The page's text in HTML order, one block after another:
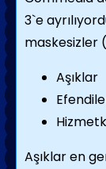
3`e
maskesizler
Aşıklar
Aşıklar en